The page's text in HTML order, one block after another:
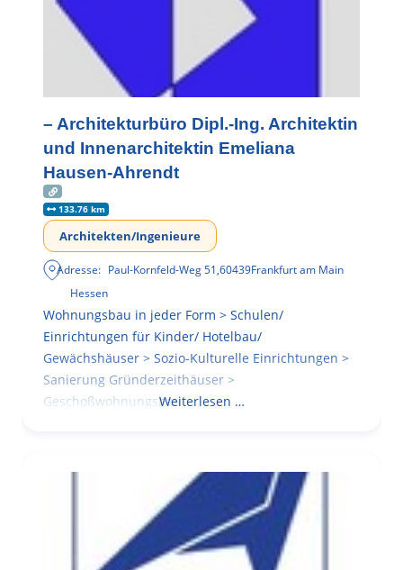
– Architekturbüro Dipl.-Ing. Architektin
und Innenarchitektin Emeliana
Hausen-Ahrendt
133.76 km
Architekten/Ingenieure
Adresse: Paul-Kornfeld-Weg 51,60439Frankfurt am Main
Hessen
Wohnungsbau in jeder Form > Schulen/
Einrichtungen für Kinder/ Hotelbau/
Gewächshäuser > Sozio-Kulturelle Einrichtungen >
Sanierung Gründerzeithäuser >
GeschoßwohnungsbauWeiterlesen …